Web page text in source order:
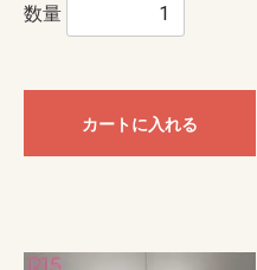
数量
カートに入れる